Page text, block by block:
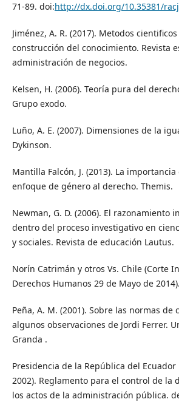
71-89. doi:http://dx.doi.org/10.35381/
Jiménez, A. R. (2017). Metodos
construcción del conocimiento. Revista
administración de negocios.
Kelsen, H. (2006). Teoría pura del
Grupo exodo.
Luño, A. E. (2007). Dimensiones de la
Dykinson.
Mantilla Falcón, J. (2013). La
enfoque de género al derecho. Themis.
Newman, G. D. (2006). El razonamiento
dentro del proceso investigativo en
y sociales. Revista de educación Lautus.
Norín Catrimán y otros Vs. Chile (Corte
Derechos Humanos 29 de Mayo de 2014).
Peña, A. M. (2001). Sobre las normas de
algunos observaciones de Jordi Ferrer.
Granda .
Presidencia de la República del
2002). Reglamento para el control de la
los actos de la administración pública.